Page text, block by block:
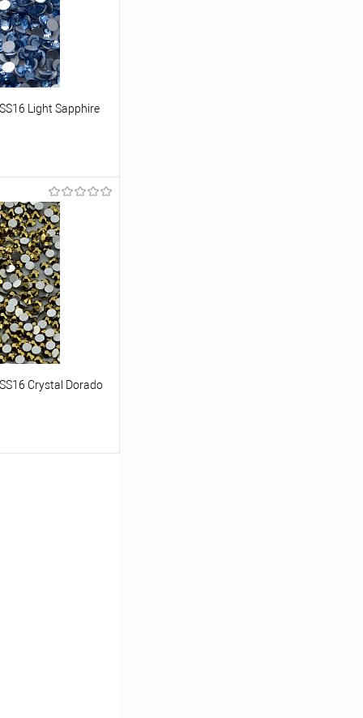
Light Sapphire
Под заказ
Crystal Dorado